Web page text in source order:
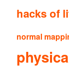
hacks of
normal